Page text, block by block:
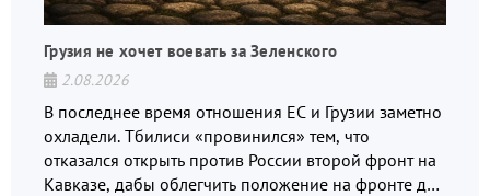
Грузия не хочет воевать за Зеленского
2.08.2026
В последнее время отношения ЕС и Грузии заметно
охладели. Тбилиси «провинился» тем, что
отказался открыть против России второй фронт на
Кавказе, дабы облегчить положение на фронте для